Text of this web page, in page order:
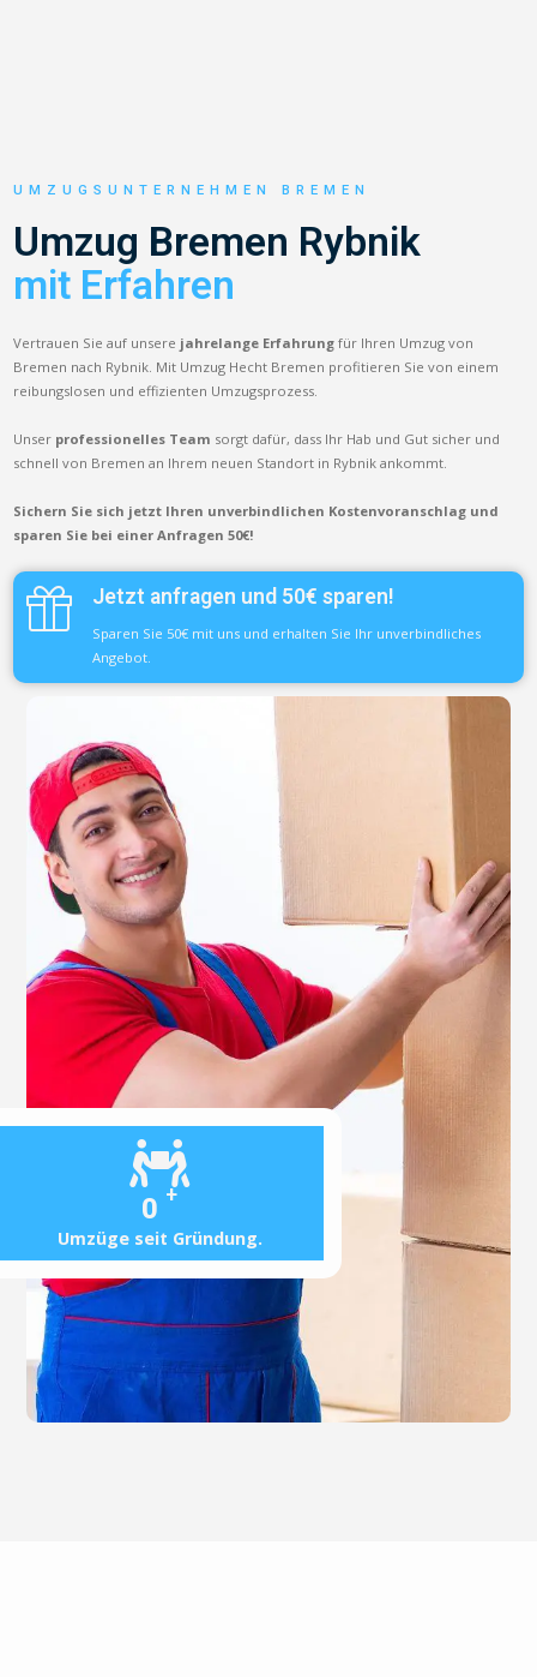
0 +
Umzüge seit Gründung.
UMZUGSUNTERNEHMEN BREMEN
Umzug Bremen Rybnik
mit Erfahren
Vertrauen Sie auf unsere jahrelange Erfahrung für Ihren Umzug von
Bremen nach Rybnik. Mit Umzug Hecht Bremen profitieren Sie von einem
reibungslosen und effizienten Umzugsprozess.
Unser professionelles Team sorgt dafür, dass Ihr Hab und Gut sicher und
schnell von Bremen an Ihrem neuen Standort in Rybnik ankommt.
Sichern Sie sich jetzt Ihren unverbindlichen Kostenvoranschlag und
sparen Sie bei einer Anfragen 50€!
Jetzt anfragen und 50€ sparen!
Sparen Sie 50€ mit uns und erhalten Sie Ihr unverbindliches
Angebot.